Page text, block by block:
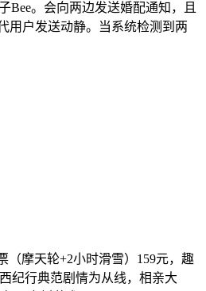
Bee。会向两边发送婚配通知，且
用户发送动静。当系统检测到两
（摩天轮+2小时滑雪）159元，趣
纪行典范剧情为从线，相亲大